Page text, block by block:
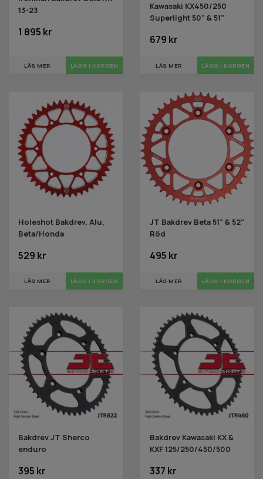
13-23
1 895 kr
LÄS MER LÄGG I KORGEN
Kawasaki KX450/250
Superlight 50" & 51"
679 kr
LÄS MER LÄGG I KORGEN
Holeshot Bakdrev, Alu,
Beta/Honda
529 kr
LÄS MER LÄGG I KORGEN
JT Bakdrev Beta 51" & 52"
Röd
495 kr
LÄS MER LÄGG I KORGEN
Bakdrev JT Sherco
enduro
395 kr
Bakdrev Kawasaki KX &
KXF 125/250/450/500
337 kr